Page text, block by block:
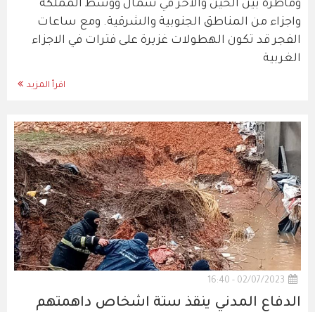
وماطرة بين الحين والآخر في شمال ووسط المملكة
واجزاء من المناطق الجنوبية والشرقية. ومع ساعات
الفجر قد تكون الهطولات غزيرة على فترات في الاجزاء
الغربية
اقرأ المزيد
02/07/2023 - 16:40
الدفاع المدني ينقذ ستة اشخاص داهمتهم